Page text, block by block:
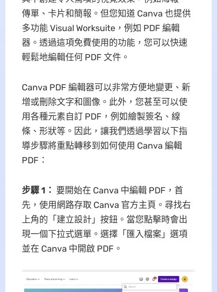
傳單、卡片和簡報。但您知道 Canva 也提供
多功能 Visual Worksuite，例如 PDF 編輯
器。透過這項免費使用的功能，您可以快速
輕鬆地編輯任何 PDF 文件。
Canva PDF 編輯器可以非常方便地變更、新
增或刪除文字和圖像。此外，您甚至可以使
用各種元素自訂 PDF，例如繪製簽名、線
條、形狀等。因此，讓我們透過學習以下指
導步驟將重點轉移到如何使用 Canva 編輯
PDF：
步驟 1： 要開始在 Canva 中編輯 PDF，首
先，使用網路存取 Canva 官方主頁。尋找右
上角的「建立設計」按鈕。當您點擊時會出
現一個下拉式選單。選擇「匯入檔案」選項
並在 Canva 中開啟 PDF。